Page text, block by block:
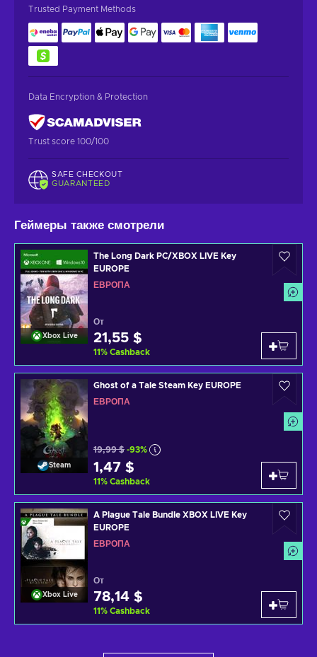
Trusted Payment Methods
Data Encryption & Protection
Trust score 100/100
SAFE CHECKOUT
GUARANTEED
Геймеры также смотрели
Xbox Live
The Long Dark PC/XBOX LIVE Key
EUROPE
ЕВРОПА
От
21,55 $
11% Cashback
Steam
Ghost of a Tale Steam Key EUROPE
ЕВРОПА
19,99 $ -93%
1,47 $
11% Cashback
Xbox Live
A Plague Tale Bundle XBOX LIVE Key
EUROPE
ЕВРОПА
От
78,14 $
11% Cashback